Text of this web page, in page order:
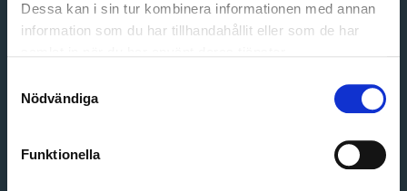
Dessa kan i sin tur kombinera informationen med annan
information som du har tillhandahållit eller som de har
Nödvändiga
Funktionella
Email address